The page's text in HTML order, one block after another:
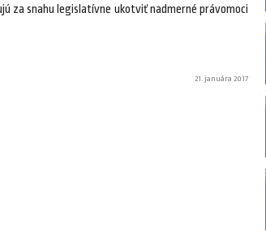
za snahu legislatívne ukotviť nadmerné právomoci
21. januára 2017